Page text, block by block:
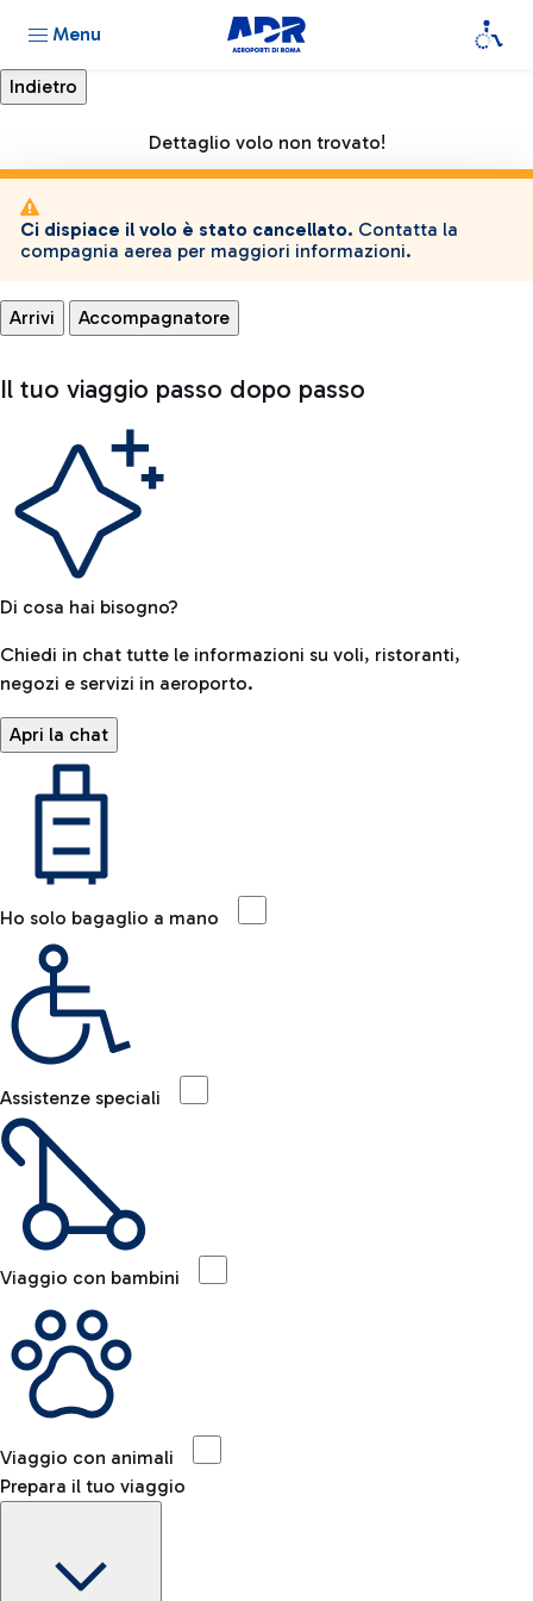
Menu
Dettaglio volo non trovato!
Ci dispiace il volo è stato cancellato. Contatta la
compagnia aerea per maggiori informazioni.
Arrivi Accompagnatore
Il tuo viaggio passo dopo passo
Di cosa hai bisogno?
Chiedi in chat tutte le informazioni su voli, ristoranti,
negozi e servizi in aeroporto.
Apri la chat
Ho solo bagaglio a mano
Assistenze speciali
Viaggio con bambini
Viaggio con animali
Prepara il tuo viaggio